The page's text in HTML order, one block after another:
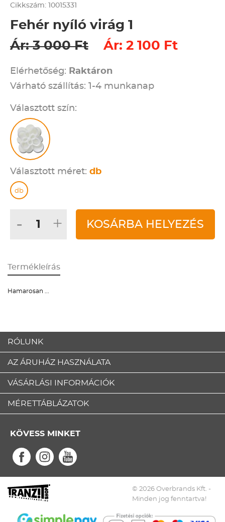
Cikkszám: 10015331
Fehér nyíló virág 1
Ár: 3 000 Ft
Ár: 2 100 Ft
Elérhetőség: Raktáron
Várható szállítás: 1-4 munkanap
Választott szín:
Választott méret: db
db
- + KOSÁRBA HELYEZÉS
Termékleírás
Hamarosan ...
RÓLUNK
AZ ÁRUHÁZ HASZNÁLATA
VÁSÁRLÁSI INFORMÁCIÓK
MÉRETTÁBLÁZATOK
KÖVESS MINKET
© 2026 Overbrands Kft. -
Minden jog fenntartva!